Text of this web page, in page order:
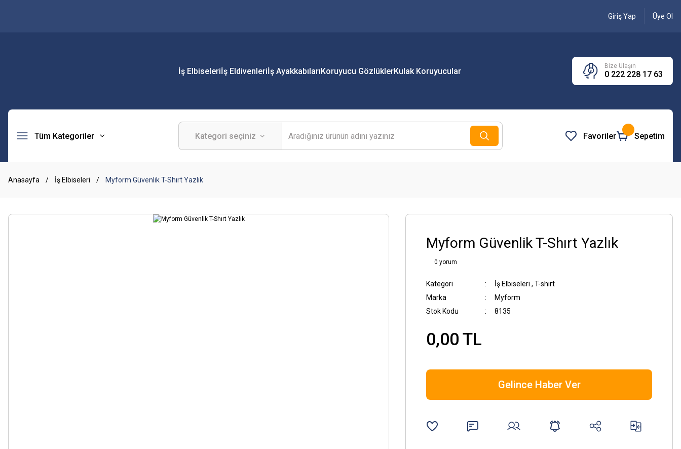
Giriş Yap Üye Ol
İş Elbiseleriİş Eldivenleriİş AyakkabılarıKoruyucu GözlüklerKulak Koruyucular
Bize Ulaşın
0 222 228 17 63
Tüm Kategoriler Favoriler Sepetim
Anasayfa İş Elbiseleri Myform Güvenlik T-Shırt Yazlık
Myform Güvenlik T-Shırt Yazlık
0 yorum
Kategori İş Elbiseleri , T-shirt
Marka
Myform
Stok Kodu
8135
0,00 TL
Gelince Haber Ver